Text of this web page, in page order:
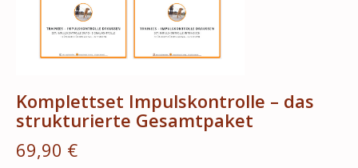
Komplettset Impulskontrolle – das
strukturierte Gesamtpaket
69,90 €